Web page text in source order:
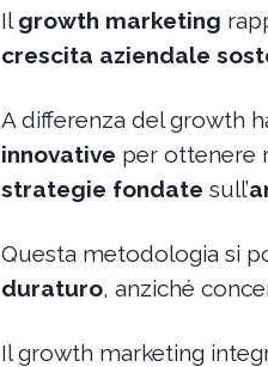
Il growth marketing
crescita aziendale
A differenza del growth
innovative per ottenere
strategie fondate sull’
Questa metodologia si
duraturo, anziché
Il growth marketing